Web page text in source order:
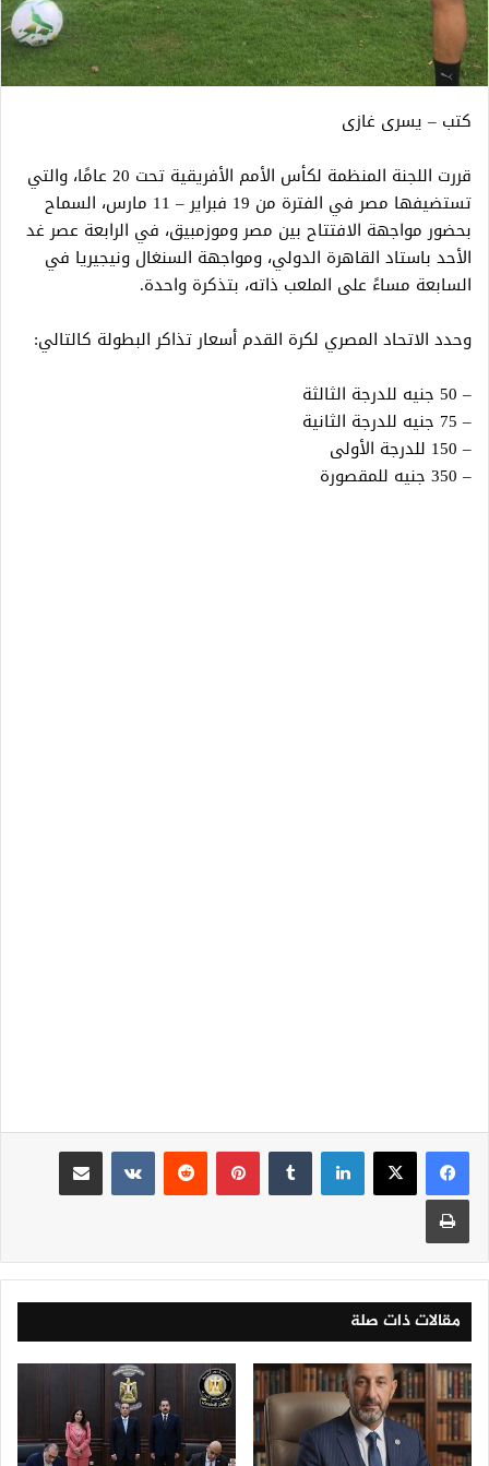
كتب – يسرى غازى
قررت اللجنة المنظمة لكأس الأمم الأفريقية تحت 20 عامًا، والتي
تستضيفها مصر في الفترة من 19 فبراير – 11 مارس، السماح
بحضور مواجهة الافتتاح بين مصر وموزمبيق، في الرابعة عصر غد
الأحد باستاد القاهرة الدولي، ومواجهة السنغال ونيجيريا في
السابعة مساءً على الملعب ذاته، بتذكرة واحدة.
وحدد الاتحاد المصري لكرة القدم أسعار تذاكر البطولة كالتالي:
– 50 جنيه للدرجة الثالثة
– 75 جنيه للدرجة الثانية
– 150 للدرجة الأولى
– 350 جنيه للمقصورة
لينكدإن بينتيريست
مقالات ذات صلة